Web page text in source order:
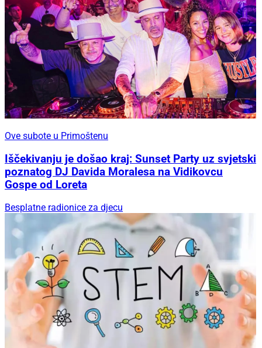
Ove subote u Primoštenu
Iščekivanju je došao kraj: Sunset Party uz svjetski
poznatog DJ Davida Moralesa na Vidikovcu
Gospe od Loreta
Besplatne radionice za djecu